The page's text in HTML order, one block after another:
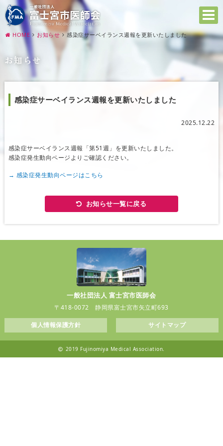
HOME お知らせ 感染症サーベイランス週報を更新いたしました
お知らせ
感染症サーベイランス週報を更新いたしました
2025.12.22
感染症サーベイランス週報「第51週」を更新いたしました。
感染症発生動向ページよりご確認ください。
→ 感染症発生動向ページはこちら
お知らせ一覧に戻る
一般社団法人 富士宮市医師会
〒418-0072 静岡県富士宮市矢立町693
個人情報保護方針 サイトマップ
2019 Fujinomiya Medical Association.